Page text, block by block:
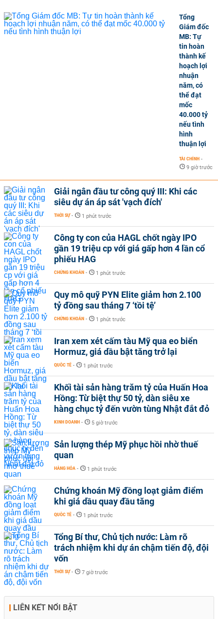
Tổng
Giám đốc
MB: Tự
tin hoàn
thành kế
hoạch lợi
nhuận
năm, có
thể đạt
mốc
40.000 tỷ
nếu tình
hình
thuận lợi
TÀI CHÍNH -
9 giờ trước
Giải ngân đầu tư công quý III: Khi các
siêu dự án áp sát 'vạch đích'
THỜI SỰ - 1 phút trước
Công ty con của HAGL chốt ngày IPO
gần 19 triệu cp với giá gấp hơn 4 lần cổ
phiếu HAG
CHỨNG KHOÁN - 1 phút trước
Quy mô quỹ PYN Elite giảm hơn 2.100
tỷ đồng sau tháng 7 ‘tồi tệ’
CHỨNG KHOÁN - 1 phút trước
Iran xem xét cấm tàu Mỹ qua eo biển
Hormuz, giá dầu bật tăng trở lại
QUỐC TẾ - 1 phút trước
Khối tài sản hàng trăm tỷ của Huấn Hoa
Hồng: Từ biệt thự 50 tỷ, dàn siêu xe
hàng chục tỷ đến vườn tùng Nhật đắt đỏ
KINH DOANH - 5 giờ trước
Sản lượng thép Mỹ phục hồi nhờ thuế
quan
HÀNG HÓA - 1 phút trước
Chứng khoán Mỹ đồng loạt giảm điểm
khi giá dầu quay đầu tăng
QUỐC TẾ - 1 phút trước
Tổng Bí thư, Chủ tịch nước: Làm rõ
trách nhiệm khi dự án chậm tiến độ, đội
vốn
THỜI SỰ - 7 giờ trước
LIÊN KẾT NỔI BẬT